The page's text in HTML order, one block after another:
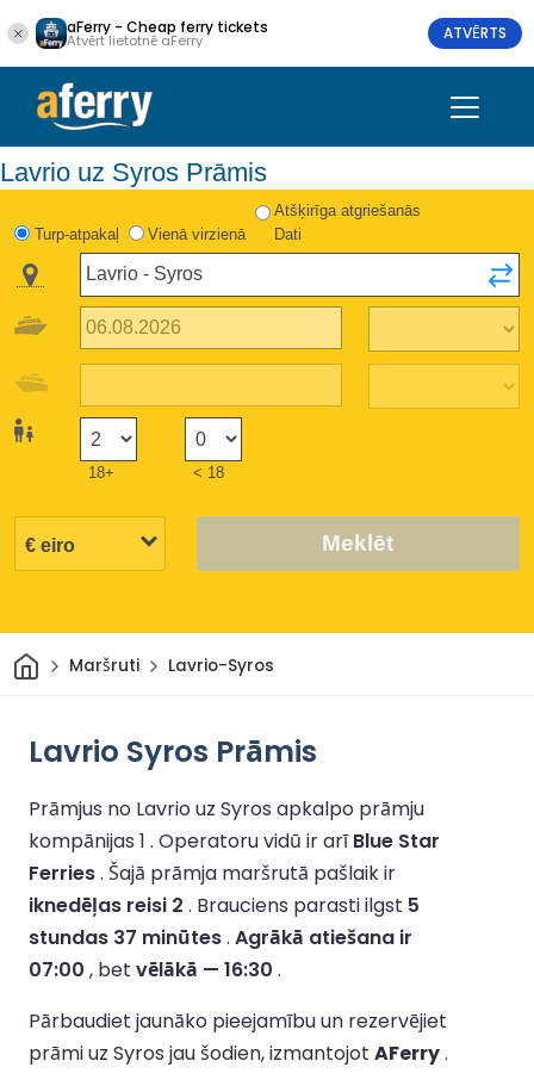
aFerry - Cheap ferry tickets
Atvērt lietotnē aFerry ATVĒRTS
Lavrio uz Syros Prāmis
Turp-atpakaļ Vienā virzienā
Atšķirīga atgriešanās
Dati
18+ < 18
Meklēt
Sākums
Maršruti Lavrio-Syros
Lavrio Syros Prāmis
Prāmjus no Lavrio uz Syros apkalpo prāmju
kompānijas 1 . Operatoru vidū ir arīBlue Star
Ferries. Šajā prāmja maršrutā pašlaik ir
iknedēļas reisi 2 . Brauciens parasti ilgst 5
stundas 37 minūtes. Agrākā atiešana ir
07:00 , bet vēlākā — 16:30 .
Pārbaudiet jaunāko pieejamību un rezervējiet
prāmi uz Syros jau šodien, izmantojot AFerry.